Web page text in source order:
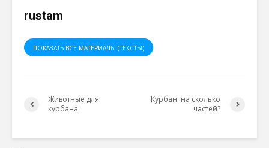
rustam
ПОКАЗАТЬ ВСЕ МАТЕРИАЛЫ (ТЕКСТЫ)
Животные для
курбана
Курбан: на сколько
частей?